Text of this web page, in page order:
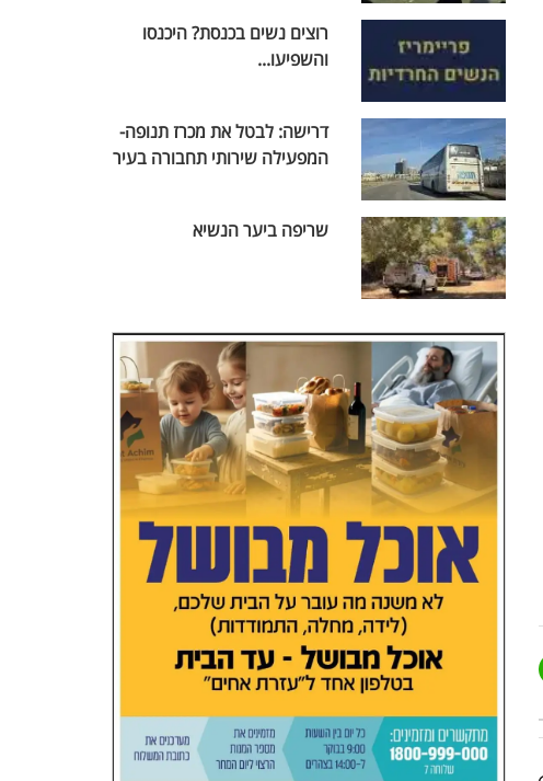
רוצים נשים בכנסת? היכנסו
והשפיעו...
דרישה: לבטל את מכרז תנופה-
המפעילה שירותי תחבורה בעיר
שריפה ביער הנשיא